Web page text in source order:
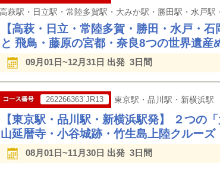
【高萩・日立・常陸多賀・勝田・水戸・
と 飛鳥・藤原の宮都・奈良8つの世界遺
09月01日~12月31日 出発 3日間
262266363`JR13 東京駅・品川駅・新横浜
【東京駅・品川駅・新横浜駅発】 ２つの
山延暦寺・小谷城跡・竹生島上陸クルー
08月01日~11月30日 出発 3日間